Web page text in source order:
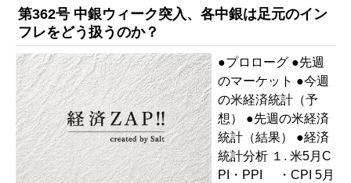
第362号 中銀ウィーク突入、各中銀は足元のイン
フレをどう扱うのか？
●プロローグ ●先週
のマーケット ●今週
の米経済統計（予
想） ●先週の米経済
統計（結果） ●経済
統計分析 １. 米5月C
PI・PPI ・CPI 5月